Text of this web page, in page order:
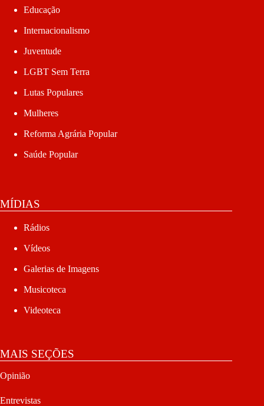
Educação
Internacionalismo
Juventude
LGBT Sem Terra
Lutas Populares
Mulheres
Reforma Agrária Popular
Saúde Popular
MÍDIAS
Rádios
Vídeos
Galerias de Imagens
Musicoteca
Videoteca
MAIS SEÇÕES
Opinião
Entrevistas